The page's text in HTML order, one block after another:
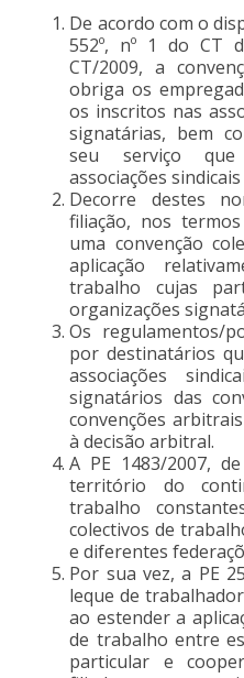
De acordo com o
552º, nº 1 do CT
CT/2009, a
obriga os
os inscritos nas
signatárias, bem
seu serviço
associações
Decorre destes
filiação, nos
uma convenção
aplicação
trabalho cujas
organizações
Os regulamentos/
por destinatários
associações
signatários das
convenções
à decisão arbitral.
A PE 1483/2007,
território do
trabalho
colectivos de
e diferentes
Por sua vez, a PE
leque de
ao estender a
de trabalho entre
particular e